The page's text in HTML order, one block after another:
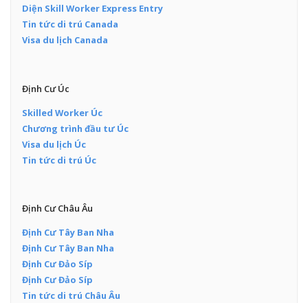
Diện Skill Worker Express Entry
Tin tức di trú Canada
Visa du lịch Canada
Định Cư Úc
Skilled Worker Úc
Chương trình đầu tư Úc
Visa du lịch Úc
Tin tức di trú Úc
Định Cư Châu Âu
Định Cư Tây Ban Nha
Định Cư Tây Ban Nha
Định Cư Đảo Síp
Định Cư Đảo Síp
Tin tức di trú Châu Âu